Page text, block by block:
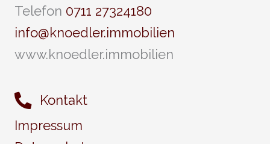
Telefon 0711 27324180
info@knoedler.immobilien
www.knoedler.immobilien
Kontakt
Impressum